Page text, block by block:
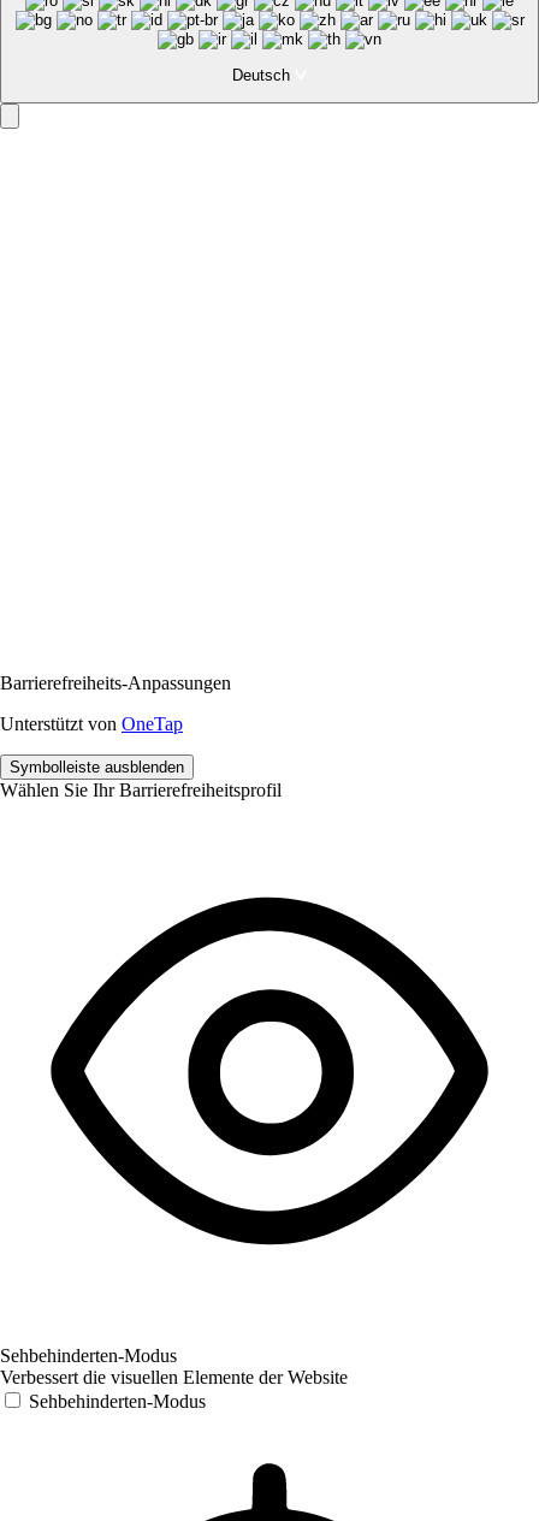
Deutsch
Barrierefreiheits-Anpassungen
Unterstützt von OneTap
Symbolleiste ausblenden
Wählen Sie Ihr Barrierefreiheitsprofil
Sehbehinderten-Modus
Verbessert die visuellen Elemente der Website
Sehbehinderten-Modus